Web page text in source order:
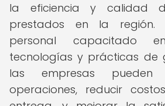
la eficiencia y calidad
prestados en la
personal capacitado
tecnologías y prácticas de
las empresas pueden
operaciones, reducir